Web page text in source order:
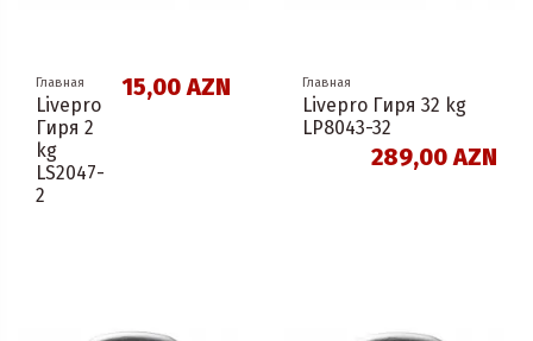
Главная
Livepro
Гиря 2
kg
LS2047-
2
15,00 AZN Главная
Livepro Гиря 32 kg
LP8043-32
289,00 AZN